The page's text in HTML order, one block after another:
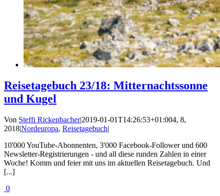
Reisetagebuch 23/18: Mitternachtssonne
und Kugel
Von Steffi Rickenbacher|2019-01-01T14:26:53+01:004, 8,
2018|Nordeuropa, Reisetagebuch|
10'000 YouTube-Abonnenten, 3'000 Facebook-Follower und 600
Newsletter-Registrierungen - und all diese runden Zahlen in einer
Woche! Komm und feier mit uns im aktuellen Reisetagebuch. Und
[...]
0